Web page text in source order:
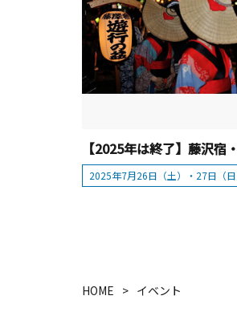
2025年7月26日（土）・27日（日
HOME イベント